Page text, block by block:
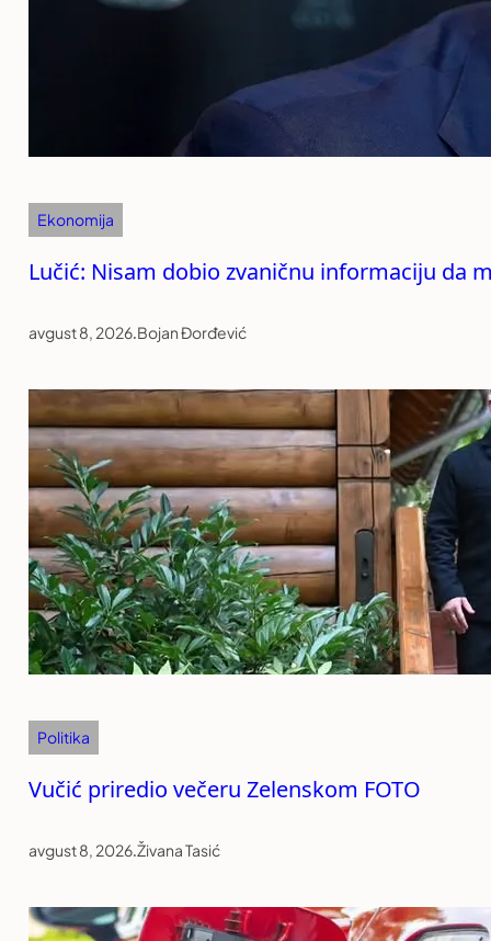
Ekonomija
Lučić: Nisam dobio zvaničnu informaciju da
avgust 8, 2026.Bojan Đorđević
Politika
Vučić priredio večeru Zelenskom FOTO
avgust 8, 2026.Živana Tasić